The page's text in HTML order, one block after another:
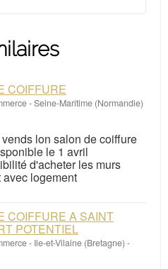
COIFFURE
-Seine-Maritime (Normandie)
lon salon de coiffure
le 1 avril
d'acheter les murs
logement
COIFFURE A SAINT
POTENTIEL
- Ile-et-Vilaine (Bretagne) -